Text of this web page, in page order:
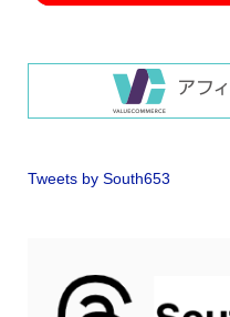
Tweets by South653